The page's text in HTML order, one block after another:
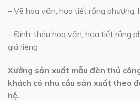
– Vẽ hoa văn, họa tiết rồng phượng,
– Đính, thêu hoa văn, họa tiết rồng
giá riêng
Xưởng sản xuất mẫu đèn thủ
khách có nhu cầu sản xuất theo
hệ.